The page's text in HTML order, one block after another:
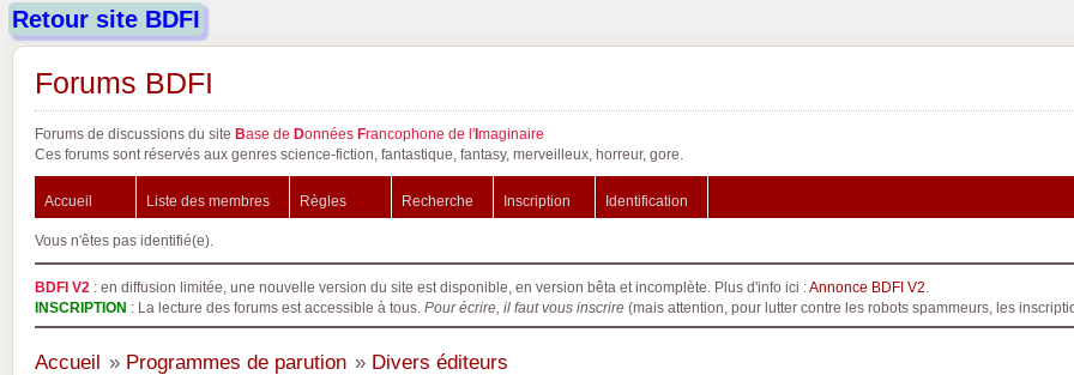
Retour site BDFI
Forums BDFI
Forums de discussions du site Base de Données Francophone de l'Imaginaire
Ces forums sont réservés aux genres science-fiction, fantastique, fantasy, merveilleux, horreur, gore.
Accueil Liste des membres Règles Recherche Inscription Identification
Vous n'êtes pas identifié(e).
BDFI V2 : en diffusion limitée, une nouvelle version du site est disponible, en version bêta et incomplète. Plus d'info ici :Annonce BDFI V2
INSCRIPTION : La lecture des forums est accessible à tous. Pour écrire, il faut vous inscrire (mais attention, pour lutter contre les robots spammeurs, les
Accueil » Programmes de parution » Divers éditeurs